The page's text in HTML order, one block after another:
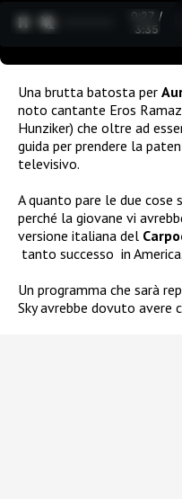
0:28 /
3:35
Una brutta batosta per
noto cantante Eros
Hunziker) che oltre ad
guida per prendere la
televisivo.
A quanto pare le due
perché la giovane vi
versione italiana del
tanto successo in America.
Un programma che sarà
Sky avrebbe dovuto avere